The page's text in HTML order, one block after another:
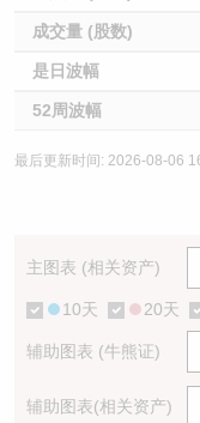
成交量 (股数)
是日波幅
52周波幅
最后更新时间: 2026-08-06
主图表 (相关资产)
10天 20天
辅助图表 (牛熊证)
辅助图表(相关资产)